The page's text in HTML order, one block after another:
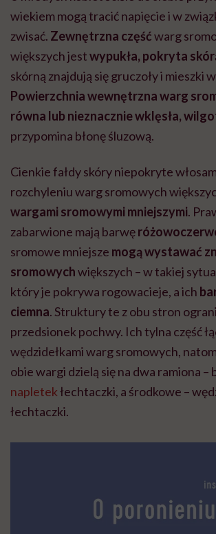
wiekiem mogą tracić napięcie i w
zwisać. Zewnętrzna częśćwarg
większych jestwypukła, pokryta
skórną znajdują się gruczoły i mieszki
Powierzchnia wewnętrzna warg
równa lub nieznacznie wklęsła,
przypomina błonę śluzową.
Cienkie fałdy skóry niepokryte
rozchyleniu warg sromowych
wargami sromowymi mniejszymi.
zabarwione mają barwę
sromowe mniejsze mogą wystawać
sromowychwiększych – w takiej
który je pokrywa rogowacieje, a ich
ciemna. Struktury te z obu stron
przedsionek pochwy. Ich tylna część
wędzidełkami warg sromowych,
obie wargi dzielą się na dwa ramiona –
napletekłechtaczki, a środkowe –
łechtaczki.